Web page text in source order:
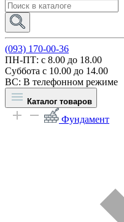
(093) 170-00-36
ПН-ПТ: c 8.00 до 18.00
Суббота с 10.00 до 14.00
ВС: В телефонном режиме
Каталог товаров
Фундамент